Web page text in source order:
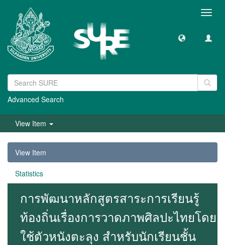
Advanced Search
View Item
View Item
Statistics
การพัฒนาหลักสูตรสาระการเรียนรู้
ท้องถิ่นเรื่องการวาดภาพศิลปะไทยโดย
ใช้ตัวหนังตะลุง สำหรับนักเรียนชั้น